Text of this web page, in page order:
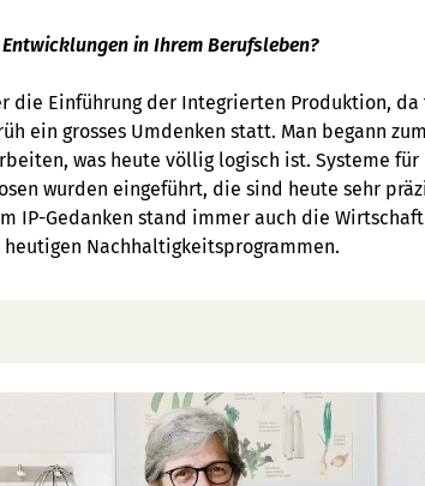
in Ihrem Berufsleben?
die Einführung der Integrierten Produktion,
ein grosses Umdenken statt. Man begann
was heute völlig logisch ist. Systeme für
wurden eingeführt, die sind heute sehr
IP-Gedanken stand immer auch die
Nachhaltigkeitsprogrammen.